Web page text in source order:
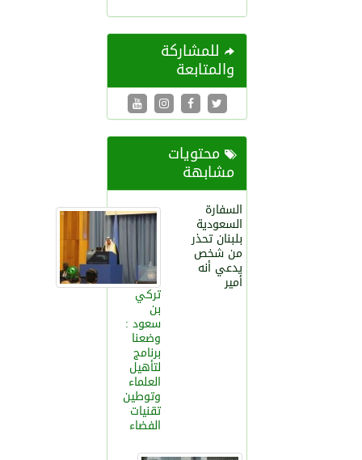
للمشاركة
والمتابعة
محتويات
مشابهة
تركي
بن
سعود :
وضعنا
برنامج
لتأهيل
العلماء
وتوطين
تقنيات
الفضاء
السفارة
السعودية
بلبنان تحذر
من شخص
يدعي أنه
أمير